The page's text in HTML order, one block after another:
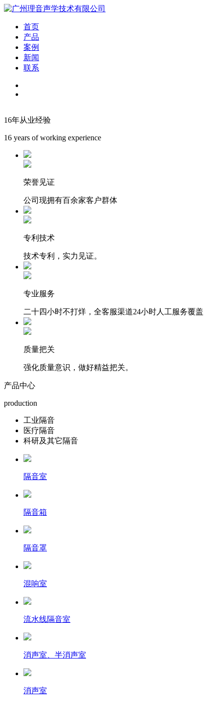
首页
产品
案例
新闻
联系
16年从业经验
16 years of working experience
荣誉见证
公司现拥有百余家客户群体
专利技术
技术专利，实力见证。
专业服务
二十四小时不打烊，全客服渠道24小时人工服务覆盖
质量把关
强化质量意识，做好精益把关。
产品中心
production
工业隔音
医疗隔音
科研及其它隔音
隔音室
隔音箱
隔音罩
混响室
流水线隔音室
消声室、半消声室
消声室